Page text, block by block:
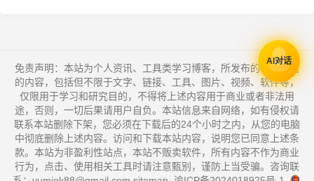
免责声明：本站为个人资讯、工具类学习博客，所发布的一切形式
的内容，包括但不限于文字、链接、工具、图片、视频、软件等，
仅限用于学习和研究目的，不得将上述内容用于商业或者非法用
途，否则，一切后果请用户自负。本站信息来自网络，如有侵权请
联系本站删除下架，您必须在下载后的24个小时之内，从您的电脑
中彻底删除上述内容。访问和下载本站内容，说明您已同意上述条
款。本站为非盈利性站点，本站不贩卖软件，所有内容不作为商业
行为，点击、使用相关工具时请注意甄别，谨防上当受骗。咨询联
AI对话